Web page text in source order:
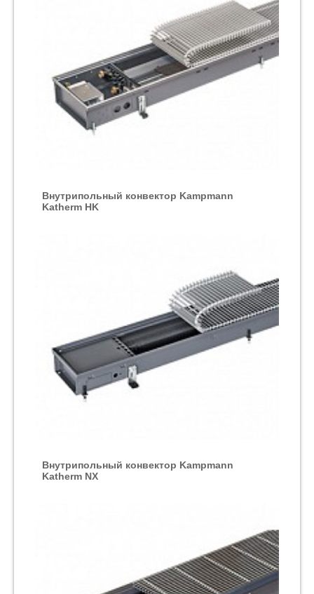
Внутрипольный конвектор Kampmann
Katherm HK
Внутрипольный конвектор Kampmann
Katherm NX